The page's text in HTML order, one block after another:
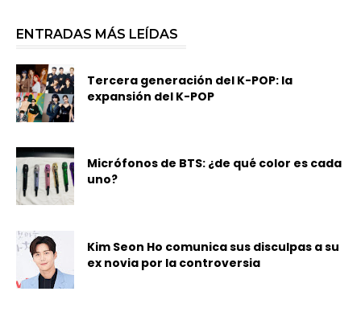
ENTRADAS MÁS LEÍDAS
Tercera generación del K-POP: la
expansión del K-POP
Micrófonos de BTS: ¿de qué color es cada
uno?
Kim Seon Ho comunica sus disculpas a su
ex novia por la controversia